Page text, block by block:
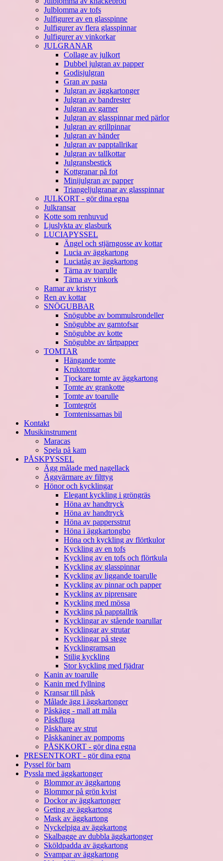
Julblomma av tofs
Julfigurer av en glasspinne
Julfigurer av flera glasspinnar
Julfigurer av vinkorkar
JULGRANAR
Collage av julkort
Dubbel julgran av papper
Godisjulgran
Gran av pasta
Julgran av äggkartonger
Julgran av bandrester
Julgran av garner
Julgran av glasspinnar med pärlor
Julgran av grillpinnar
Julgran av händer
Julgran av papptallrikar
Julgran av tallkottar
Julgransbestick
Kottgranar på fot
Minijulgran av papper
Triangeljulgranar av glasspinnar
JULKORT - gör dina egna
Julkransar
Kotte som renhuvud
Ljuslykta av glasburk
LUCIAPYSSEL
Ängel och stjärngosse av kottar
Lucia av äggkartong
Luciatåg av äggkartong
Tärna av toarulle
Tärna av vinkork
Ramar av kristyr
Ren av kottar
SNÖGUBBAR
Snögubbe av bommulsrondeller
Snögubbe av garntofsar
Snögubbe av kotte
Snögubbe av tårtpapper
TOMTAR
Hängande tomte
Kruktomtar
Tjockare tomte av äggkartong
Tomte av grankotte
Tomte av toarulle
Tomtegröt
Tomtenissarnas bil
Kontakt
Musikinstrument
Maracas
Spela på kam
PÅSKPYSSEL
Ägg målade med nagellack
Äggvärmare av filttyg
Hönor och kycklingar
Elegant kyckling i gröngräs
Höna av handtryck
Höna av handtryck
Höna av pappersstrut
Höna i äggkartongbo
Höna och kyckling av flörtkulor
Kyckling av en tofs
Kyckling av en tofs och flörtkula
Kyckling av glasspinnar
Kyckling av liggande toarulle
Kyckling av pinnar och papper
Kyckling av piprensare
Kyckling med mössa
Kyckling på papptallrik
Kycklingar av stående toarullar
Kycklingar av strutar
Kycklingar på stege
Kycklingramsan
Stilig kyckling
Stor kyckling med fjädrar
Kanin av toarulle
Kanin med fyllning
Kransar till påsk
Målade ägg i äggkartonger
Påskägg - mall att måla
Påskfluga
Påskhare av strut
Påskkaniner av pompoms
PÅSKKORT - gör dina egna
PRESENTKORT - gör dina egna
Pyssel för barn
Pyssla med äggkartonger
Blommor av äggkartong
Blommor på grön kvist
Dockor av äggkartonger
Geting av äggkartong
Mask av äggkartong
Nyckelpiga av äggkartong
Skalbagge av dubbla äggkartonger
Sköldpadda av äggkartong
Svampar av äggkartong